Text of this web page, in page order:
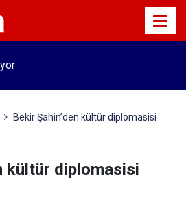
Bekir Şahin’den kültür diplomasisi
kültür diplomasisi